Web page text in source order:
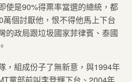
使是90%得票率當選的總統，都
個討厭他，恨不得他馬上下台
的政局跟垃圾國家菲律賓、泰國
，組成份子了無新意，與1994年